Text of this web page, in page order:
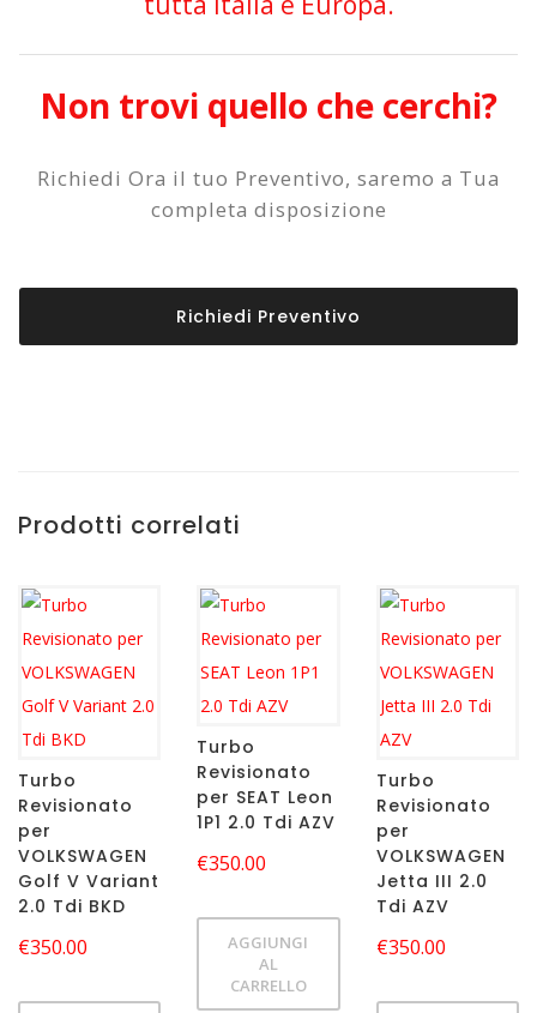
Non trovi quello che cerchi?
Richiedi Ora il tuo Preventivo, saremo a Tua
completa disposizione
Richiedi Preventivo
Prodotti correlati
Turbo
Revisionato
per
VOLKSWAGEN
Golf V Variant
2.0 Tdi BKD
€350.00
Turbo
Revisionato
per SEAT Leon
1P1 2.0 Tdi AZV
€350.00
AGGIUNGI
AL
CARRELLO
Turbo
Revisionato
per
VOLKSWAGEN
Jetta III 2.0
Tdi AZV
€350.00